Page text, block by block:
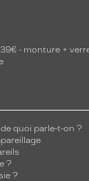
- monture +
quoi parle-t-on ?
?
?